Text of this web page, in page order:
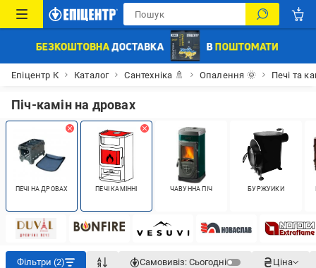
Епіцентр К Каталог Сантехніка 🚿 Опалення 🌞 Печі та
Піч-камін на дровах
ПЕЧІ НА ДРОВАХ ПЕЧІ КАМІННІ ЧАВУННА ПІЧ БУРЖУЙКИ
Фільтри (2) Самовивіз: Сьогодні Ціна